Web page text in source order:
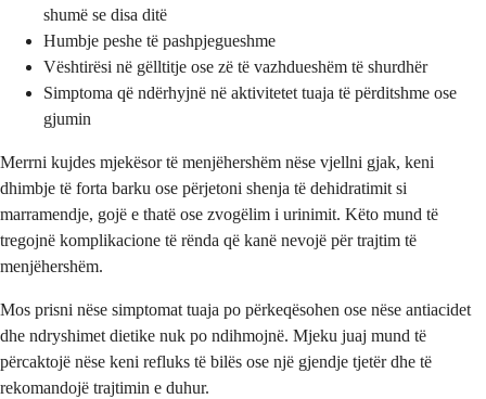
shumë se disa ditë
Humbje peshe të pashpjegueshme
Vështirësi në gëlltitje ose zë të vazhdueshëm të shurdhër
Simptoma që ndërhyjnë në aktivitetet tuaja të përditshme ose
gjumin
Merrni kujdes mjekësor të menjëhershëm nëse vjellni gjak, keni
dhimbje të forta barku ose përjetoni shenja të dehidratimit si
marramendje, gojë e thatë ose zvogëlim i urinimit. Këto mund të
tregojnë komplikacione të rënda që kanë nevojë për trajtim të
menjëhershëm.
Mos prisni nëse simptomat tuaja po përkeqësohen ose nëse antiacidet
dhe ndryshimet dietike nuk po ndihmojnë. Mjeku juaj mund të
përcaktojë nëse keni refluks të bilës ose një gjendje tjetër dhe të
rekomandojë trajtimin e duhur.